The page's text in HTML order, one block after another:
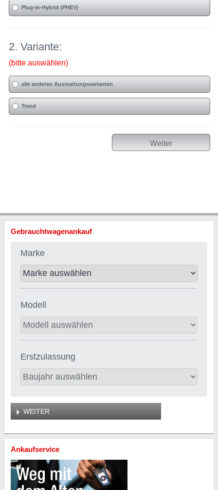
Plug-in-Hybrid (PHEV)
2. Variante:
(bitte auswählen)
alle anderen Ausstattungsvarianten
Trend
Weiter
Gebrauchtwagenankauf
Marke
Modell
Erstzulassung
WEITER
Ankaufservice